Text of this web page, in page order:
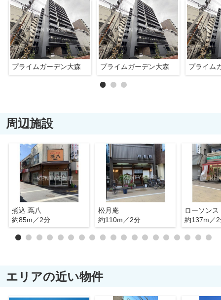
プライムガーデン大森 プライムガーデン大森 プライム
周辺施設
煮込 蔦八
約85m／2分
松月庵
約110m／2分
約137m／
エリアの近い物件